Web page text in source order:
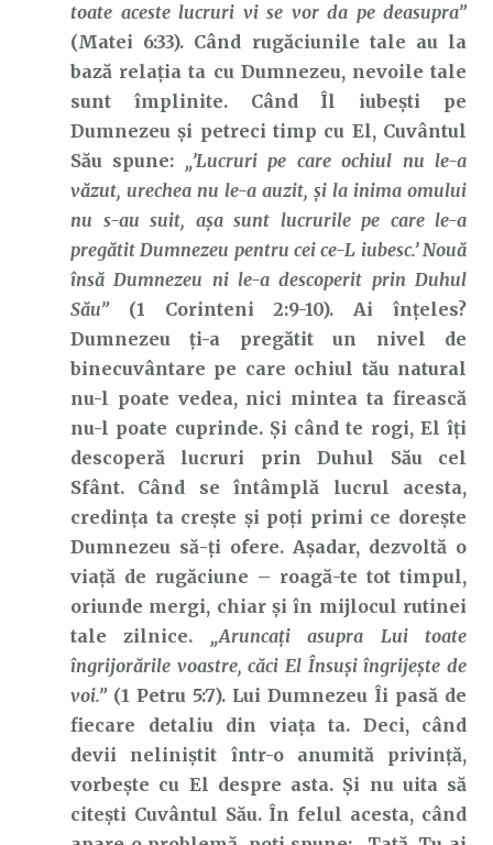
toate aceste lucruri vi se vor da pe deasupra”
(Matei 6:33). Când rugăciunile tale au la
bază relația ta cu Dumnezeu, nevoile tale
sunt împlinite. Când Îl iubești pe
Dumnezeu și petreci timp cu El, Cuvântul
Său spune: „’Lucruri pe care ochiul nu le-a
văzut, urechea nu le-a auzit, şi la inima omului
nu s-au suit, aşa sunt lucrurile pe care le-a
pregătit Dumnezeu pentru cei ce-L iubesc.’ Nouă
însă Dumnezeu ni le-a descoperit prin Duhul
Său” (1 Corinteni 2:9-10). Ai înțeles?
Dumnezeu ți-a pregătit un nivel de
binecuvântare pe care ochiul tău natural
nu-l poate vedea, nici mintea ta firească
nu-l poate cuprinde. Și când te rogi, El îți
descoperă lucruri prin Duhul Său cel
Sfânt. Când se întâmplă lucrul acesta,
credința ta crește și poți primi ce dorește
Dumnezeu să-ți ofere. Așadar, dezvoltă o
viață de rugăciune – roagă-te tot timpul,
oriunde mergi, chiar și în mijlocul rutinei
tale zilnice. „Aruncaţi asupra Lui toate
îngrijorările voastre, căci El Însuşi îngrijeşte de
voi.” (1 Petru 5:7). Lui Dumnezeu Îi pasă de
fiecare detaliu din viața ta. Deci, când
devii neliniștit într-o anumită privință,
vorbește cu El despre asta. Și nu uita să
citești Cuvântul Său. În felul acesta, când